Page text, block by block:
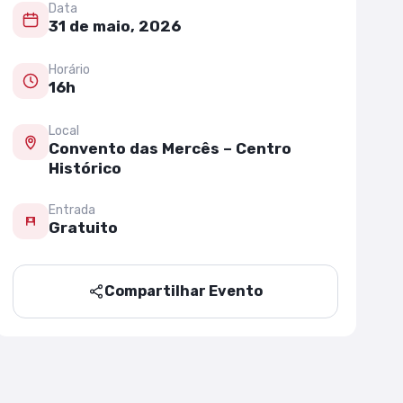
Data
31 de maio, 2026
Horário
16h
Local
Convento das Mercês – Centro
Histórico
Entrada
Gratuito
Compartilhar Evento